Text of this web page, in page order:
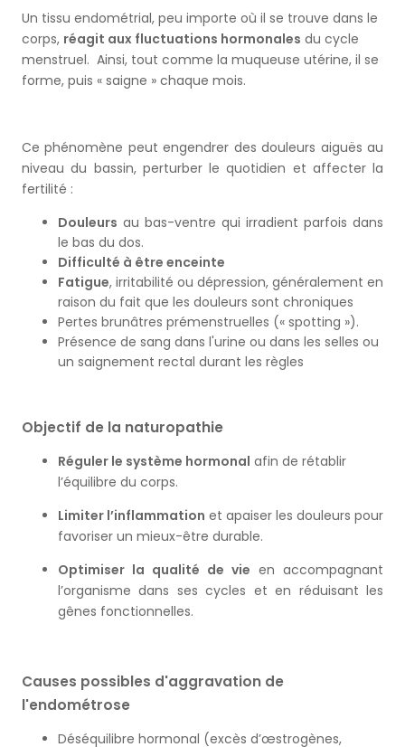
Un tissu endométrial, peu importe où il se trouve dans le
corps, réagit aux fluctuations hormonales du cycle
menstruel. Ainsi, tout comme la muqueuse utérine, il se
forme, puis « saigne » chaque mois.
Ce phénomène peut engendrer des douleurs aiguës au
niveau du bassin, perturber le quotidien et affecter la
fertilité :
Douleurs au bas-ventre qui irradient parfois dans
le bas du dos.
Difficulté à être enceinte
Fatigue, irritabilité ou dépression, généralement en
raison du fait que les douleurs sont chroniques
Pertes brunâtres prémenstruelles (« spotting »).
Présence de sang dans l'urine ou dans les selles ou
un saignement rectal durant les règles
Objectif de la naturopathie
Réguler le système hormonal afin de rétablir
l’équilibre du corps.
Limiter l’inflammation et apaiser les douleurs pour
favoriser un mieux-être durable.
Optimiser la qualité de vie en accompagnant
l’organisme dans ses cycles et en réduisant les
gênes fonctionnelles.
Causes possibles d'aggravation de
l'endométrose
Déséquilibre hormonal (excès d’œstrogènes,